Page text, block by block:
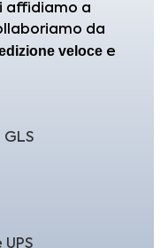
affidiamo a
da
veloce e